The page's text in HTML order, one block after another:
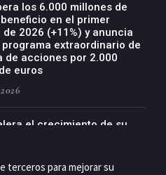
los 6.000 millones de
en el primer
2026 (+11%) y anuncia
programa extraordinario de
de acciones por 2.000
euros
el crecimiento de su
presente en siete
terceros para mejorar su